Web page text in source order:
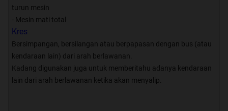
:
[URL="http://www.facebook.com/groups/294
114803941730/?
turun mesin
- Mesin mati total
Kres
Bersimpangan, bersilangan atau berpapasan dengan bus (atau
kendaraan lain) dari arah berlawanan.
Kadang digunakan juga untuk memberitahu adanya kendaraan
lain dari arah berlawanan ketika akan menyalip.